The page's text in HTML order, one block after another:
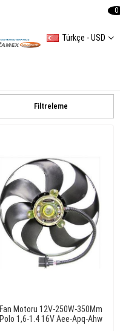
Türkçe - USD
0
Filtreleme
Fan Motoru 12V-250W-350Mm
Polo 1,6-1.4 16V Aee-Apq-Ahw